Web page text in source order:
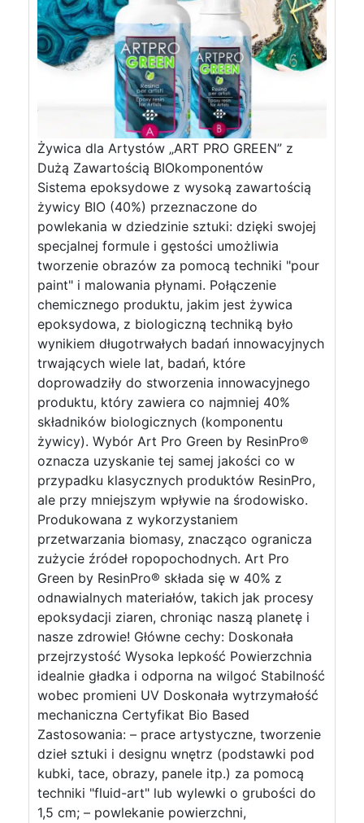
Żywica dla Artystów „ART PRO GREEN” z
Dużą Zawartością BIOkomponentów
Sistema epoksydowe z wysoką zawartością
żywicy BIO (40%) przeznaczone do
powlekania w dziedzinie sztuki: dzięki swojej
specjalnej formule i gęstości umożliwia
tworzenie obrazów za pomocą techniki "pour
paint" i malowania płynami. Połączenie
chemicznego produktu, jakim jest żywica
epoksydowa, z biologiczną techniką było
wynikiem długotrwałych badań innowacyjnych
trwających wiele lat, badań, które
doprowadziły do stworzenia innowacyjnego
produktu, który zawiera co najmniej 40%
składników biologicznych (komponentu
żywicy). Wybór Art Pro Green by ResinPro®
oznacza uzyskanie tej samej jakości co w
przypadku klasycznych produktów ResinPro,
ale przy mniejszym wpływie na środowisko.
Produkowana z wykorzystaniem
przetwarzania biomasy, znacząco ogranicza
zużycie źródeł ropopochodnych. Art Pro
Green by ResinPro® składa się w 40% z
odnawialnych materiałów, takich jak procesy
epoksydacji ziaren, chroniąc naszą planetę i
nasze zdrowie! Główne cechy: Doskonała
przejrzystość Wysoka lepkość Powierzchnia
idealnie gładka i odporna na wilgoć Stabilność
wobec promieni UV Doskonała wytrzymałość
mechaniczna Certyfikat Bio Based
Zastosowania: – prace artystyczne, tworzenie
dzieł sztuki i designu wnętrz (podstawki pod
kubki, tace, obrazy, panele itp.) za pomocą
techniki "fluid-art" lub wylewki o grubości do
1,5 cm; – powlekanie powierzchni,